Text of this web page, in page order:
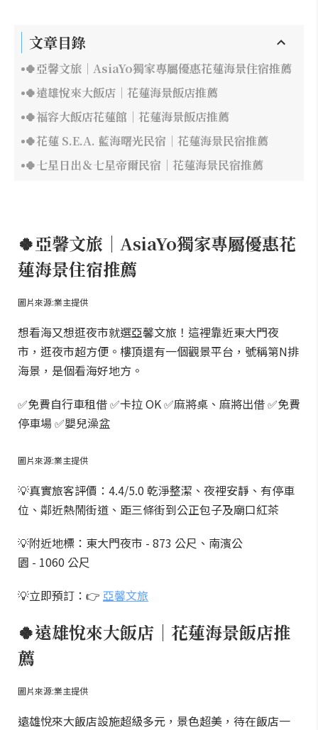
文章目錄
🍀亞馨文旅｜AsiaYo獨家專屬優惠花蓮海景住宿推薦
🍀遠雄悅來大飯店｜花蓮海景飯店推薦
🍀福容大飯店花蓮館｜花蓮海景飯店推薦
🍀花蓮 S.E.A. 藍海曙光民宿｜花蓮海景民宿推薦
🍀七星日出＆七星帝爾民宿｜花蓮海景民宿推薦
🍀亞馨文旅｜AsiaYo獨家專屬優惠花
蓮海景住宿推薦
圖片來源:業主提供
想看海又想逛夜市就選亞馨文旅！這裡靠近東大門夜
市，逛夜市超方便。樓頂還有一個觀景平台，號稱第N排
海景，是個看海好地方。
✅免費自行車租借 ✅卡拉 OK ✅麻將桌、麻將出借 ✅免費
停車場 ✅嬰兒澡盆
圖片來源:業主提供
💡真實旅客評價：4.4/5.0 乾淨整潔、夜裡安靜、有停車
位、鄰近熱鬧街道、距三條街到公正包子及廟口紅茶
💡附近地標：東大門夜市 - 873 公尺、南濱公
園 - 1060 公尺
💡立即預訂：👉 亞馨文旅
🍀遠雄悅來大飯店｜花蓮海景飯店推
薦
圖片來源:業主提供
遠雄悅來大飯店設施超級多元，景色超美，待在飯店一